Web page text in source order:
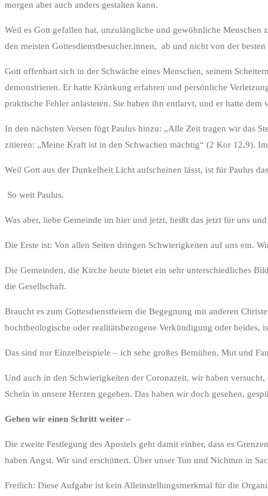
morgen aber auch anders gestalten kann.
Weil es Gott gefallen hat, unzulängliche und gewöhnliche
den meisten Gottesdienstbesucher.innen, ab und nicht von der
Gott offenbart sich in der Schwäche eines Menschen, seinem
demonstrieren. Er hatte Kränkung erfahren und persönliche
praktische Fehler anlasteten. Sie haben ihn entlarvt, und er hatte dem
In den nächsten Versen fügt Paulus hinzu: „Alle Zeit tragen wir das
zitieren: „Meine Kraft ist in den Schwachen mächtig“ (2 Kor 12,9).
Weil Gott aus der Dunkelheit Licht aufscheinen lässt, ist für Paulus
So weit Paulus.
Was aber, liebe Gemeinde im hier und jetzt, heißt das jetzt für uns
Die Erste ist: Von allen Seiten dringen Schwierigkeiten auf uns ein.
Die Gemeinden, die Kirche heute bietet ein sehr unterschiedliches
die Gesellschaft.
Braucht es zum Gottesdienstfeiern die Begegnung mit anderen
hochtheologische oder realitätsbezogene Verkündigung oder beides,
Das sind nur Einzelbeispiele – ich sehe großes Bemühen, Mut und
Und auch in den Schwierigkeiten der Coronazeit, wir haben
Schein in unsere Herzen gegeben. Das haben wir doch gesehen,
Gehen wir einen Schritt weiter –
Die zweite Festlegung des Apostels geht damit einher, dass es
haben Angst. Wir sind erschüttert. Über unser Tun und Nichttun in
Freilich: Diese Aufgabe ist kein Alleinstellungsmerkmal für die